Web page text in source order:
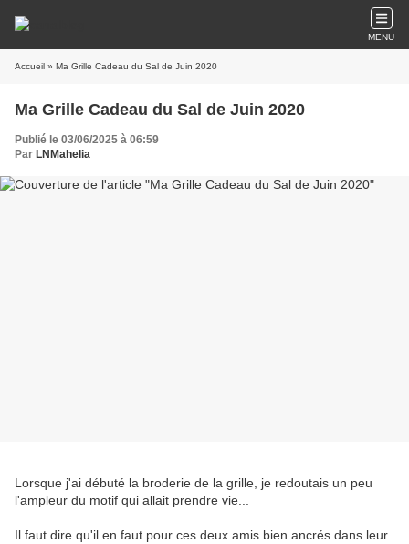
MENU
Accueil » Ma Grille Cadeau du Sal de Juin 2020
Ma Grille Cadeau du Sal de Juin 2020
Publié le 03/06/2025 à 06:59
Par LNMahelia
Lorsque j'ai débuté la broderie de la grille, je redoutais un peu
l'ampleur du motif qui allait prendre vie...
Il faut dire qu'il en faut pour ces deux amis bien ancrés dans leur